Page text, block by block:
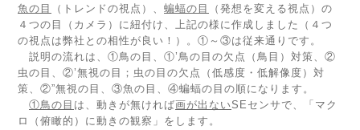
魚の目
（トレンドの視点）、 蝙蝠の目
（発想を変える視点）の
４つの目（カメラ）に紐付け、上記の様に作成しました（４つ
の視点は弊社との相性が良い！）。①～③は従来通りです。
説明の流れは、①鳥の目、①’鳥の目の欠点（鳥目）対策、②
虫の目、②’無視の目；虫の目の欠点（低感度・低解像度）対
策、②”無視の目、③魚の目、④蝙蝠の目の順になります。
①鳥の目 は、動きが無ければ画が出ないSEセンサで、「マク
ロ（俯瞰的）に動きの観察」をします。